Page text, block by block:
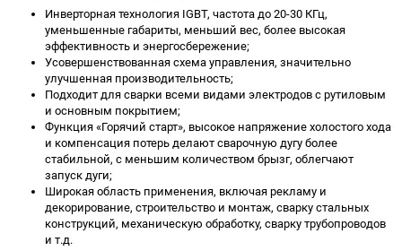
Инверторная технология IGBT, частота до 20-30 КГц,
уменьшенные габариты, меньший вес, более высокая
эффективность и энергосбережение;
Усовершенствованная схема управления, значительно
улучшенная производительность;
Подходит для сварки всеми видами электродов с рутиловым
и основным покрытием;
Функция «Горячий старт», высокое напряжение холостого хода
и компенсация потерь делают сварочную дугу более
стабильной, с меньшим количеством брызг, облегчают
запуск дуги;
Широкая область применения, включая рекламу и
декорирование, строительство и монтаж, сварку стальных
конструкций, механическую обработку, сварку трубопроводов
и т.д.